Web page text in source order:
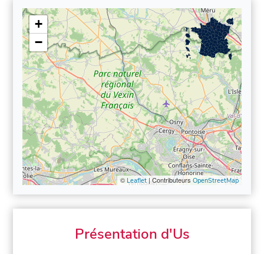
+
−
© Leaflet| Contributeurs OpenStreetMap
Présentation d'Us